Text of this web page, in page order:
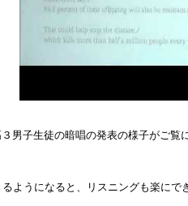
３男子生徒の暗唱の発表の様子がご
ようになると、リスニングも楽にで